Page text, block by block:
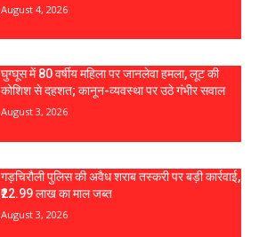
August 4, 2026
घुग्घूस में 80 वर्षीय महिला पर जानलेवा हमला, लूट की
कोशिश से दहशत; कानून-व्यवस्था पर उठे गंभीर सवाल
August 3, 2026
गड़चिरौली पुलिस की अवैध शराब तस्करी पर बड़ी कार्रवाई,
₹22.99 लाख का माल जब्त
August 3, 2026